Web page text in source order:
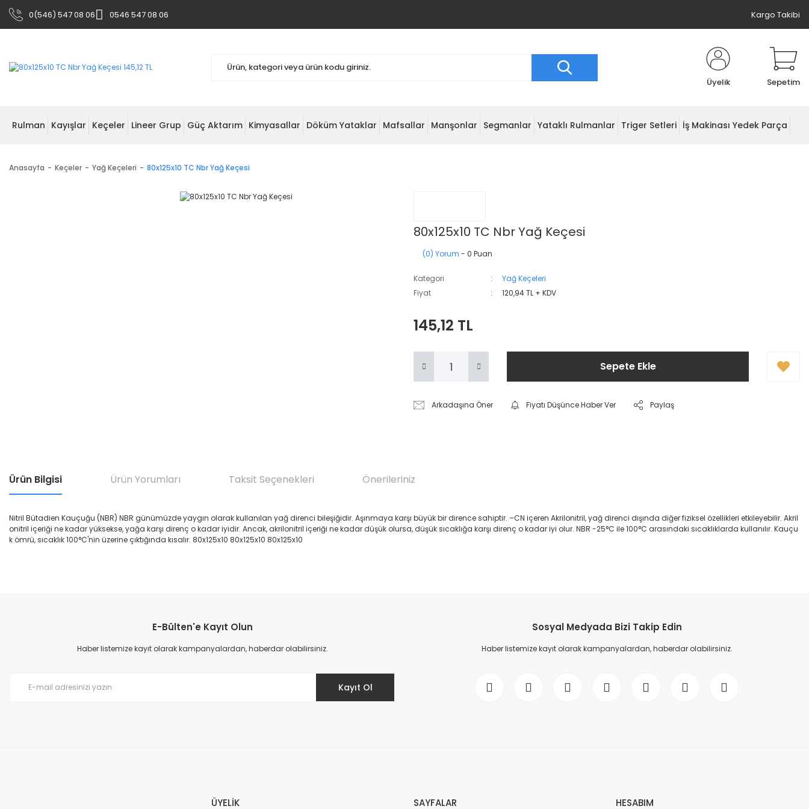
0(546) 547 08 06 0546 547 08 06 Kargo Takibi
Üyelik Sepetim
Rulman Kayışlar Keçeler Lineer Grup Güç Aktarım Kimyasallar Döküm Yataklar Mafsallar Manşonlar Segmanlar Yataklı Rulmanlar Triger Setleri İş Makinası Yedek Parça
Anasayfa Keçeler Yağ Keçeleri 80x125x10 TC Nbr Yağ Keçesi
80x125x10 TC Nbr Yağ Keçesi
(0) Yorum - 0 Puan
Kategori
Yağ Keçeleri
Fiyat
120,94 TL + KDV
145,12 TL
Sepete Ekle
Arkadaşına Öner Fiyatı Düşünce Haber Ver Paylaş
Ürün Bilgisi Ürün Yorumları Taksit Seçenekleri Önerileriniz
Nitril Bütadien Kauçuğu (NBR) NBR günümüzde yaygın olarak kullanılan yağ direnci bileşiğidir. Aşınmaya karşı büyük bir dirence sahiptir. –CN içeren Akrilonitril, yağ direnci dışında diğer fiziksel özellikleri etkileyebilir. Akril
onitril içeriği ne kadar yüksekse, yağa karşı direnç o kadar iyidir. Ancak, akrilonitril içeriği ne kadar düşük olursa, düşük sıcaklığa karşı direnç o kadar iyi olur. NBR -25°C ile 100°C arasındaki sıcaklıklarda kullanılır. Kauçu
k ömrü, sıcaklık 100°C'nin üzerine çıktığında kısalır. 80x125x10 80x125x10 80x125x10
Ürün resmi kalitesiz, bozuk veya görüntülenemiyor.
Ürün açıklamasında eksik bilgiler bulunuyor.
E-Bülten'e Kayıt Olun
Haber listemize kayıt olarak kampanyalardan, haberdar olabilirsiniz.
Kayıt Ol
Sosyal Medyada Bizi Takip Edin
Haber listemize kayıt olarak kampanyalardan, haberdar olabilirsiniz.
ÜYELİK SAYFALAR HESABIM